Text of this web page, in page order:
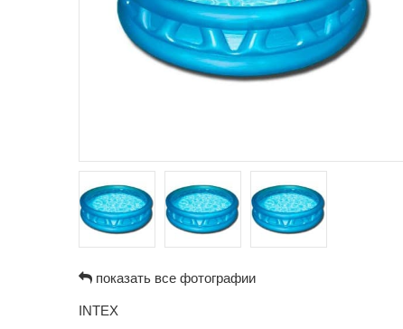
показать все фотографии
INTEX